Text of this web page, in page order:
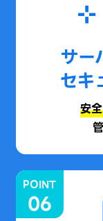
サー
セキ
安
POINT
06